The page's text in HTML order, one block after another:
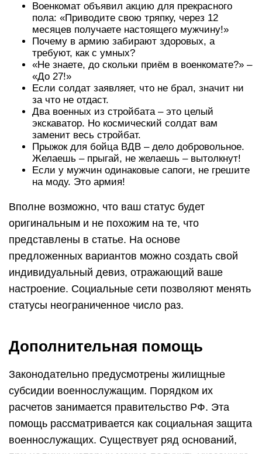
Военкомат объявил акцию для прекрасного
пола: «Приводите свою тряпку, через 12
месяцев получаете настоящего мужчину!»
Почему в армию забирают здоровых, а
требуют, как с умных?
«Не знаете, до скольки приём в военкомате?» –
«До 27!»
Если солдат заявляет, что не брал, значит ни
за что не отдаст.
Два военных из стройбата – это целый
экскаватор. Но космический солдат вам
заменит весь стройбат.
Прыжок для бойца ВДВ – дело добровольное.
Желаешь – прыгай, не желаешь – вытолкнут!
Если у мужчин одинаковые сапоги, не грешите
на моду. Это армия!
Вполне возможно, что ваш статус будет
оригинальным и не похожим на те, что
представлены в статье. На основе
предложенных вариантов можно создать свой
индивидуальный девиз, отражающий ваше
настроение. Социальные сети позволяют менять
статусы неограниченное число раз.
Дополнительная помощь
Законодательно предусмотрены жилищные
субсидии военнослужащим. Порядком их
расчетов занимается правительство РФ. Эта
помощь рассматривается как социальная защита
военнослужащих. Существует ряд оснований,